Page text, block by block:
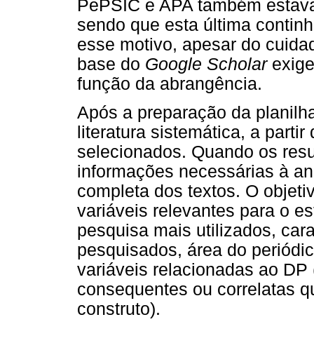
PePSIC e APA também
sendo que esta última
esse motivo, apesar do
base do Google Scholar
função da abrangência.
Após a preparação da
literatura sistemática, a
selecionados. Quando os
informações necessárias à
completa dos textos. O
variáveis relevantes para o
pesquisa mais utilizados,
pesquisados, área do
variáveis relacionadas ao
consequentes ou correlatas
construto).